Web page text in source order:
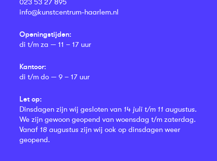
023 53 27 895
info@kunstcentrum-haarlem.nl
Openingstijden:
di t/m za — 11 – 17 uur
Kantoor:
di t/m do — 9 – 17 uur
Let op:
Dinsdagen zijn wij gesloten van 14 juli t/m 11 augustus.
We zijn gewoon geopend van woensdag t/m zaterdag.
Vanaf 18 augustus zijn wij ook op dinsdagen weer
geopend.